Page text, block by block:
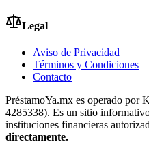
Legal
Aviso de Privacidad
Términos y Condiciones
Contacto
PréstamoYa.mx es operado
4285338). Es un sitio
instituciones financieras
directamente.